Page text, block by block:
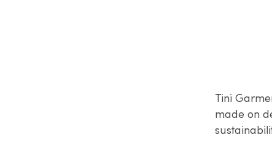
Tini
made on